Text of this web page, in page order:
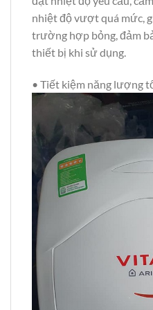
nhiệt độ vượt quá mức,
trường hợp bỏng, đảm
thiết bị khi sử dụng.
• Tiết kiệm năng lượng